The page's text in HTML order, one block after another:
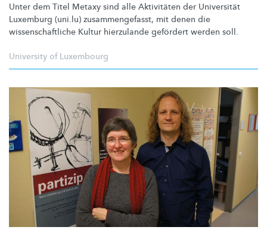
Unter dem Titel Metaxy sind alle Aktivitäten der Universität
Luxemburg (uni.lu) zusammengefasst, mit denen die
wissenschaftliche Kultur hierzulande gefördert werden soll.
University of Luxembourg